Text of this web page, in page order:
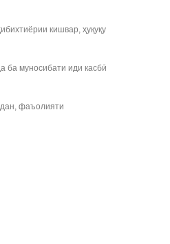
кишвар, ҳуқуқу
ба муносибати иди касбӣ
фаъолияти